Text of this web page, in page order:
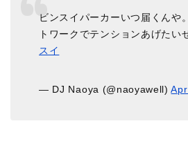
ビンスイパーカーいつ届くんや
トワークでテンションあげたい
スイ
— DJ Naoya (@naoyawell)